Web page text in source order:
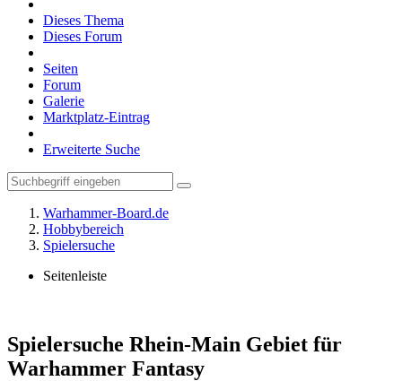
Dieses Thema
Dieses Forum
Seiten
Forum
Galerie
Marktplatz-Eintrag
Erweiterte Suche
Warhammer-Board.de
Hobbybereich
Spielersuche
Seitenleiste
Spielersuche Rhein-Main Gebiet für
Warhammer Fantasy